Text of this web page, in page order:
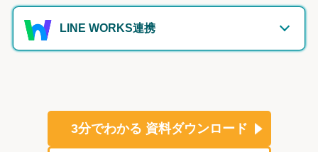
LINE WORKS連携
3分でわかる 資料ダウンロード